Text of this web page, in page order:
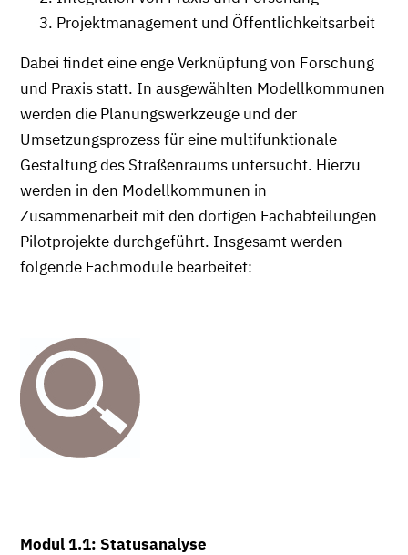
Projektmanagement und Öffentlichkeitsarbeit
Dabei findet eine enge Verknüpfung von Forschung
und Praxis statt. In ausgewählten Modellkommunen
werden die Planungswerkzeuge und der
Umsetzungsprozess für eine multifunktionale
Gestaltung des Straßenraums untersucht. Hierzu
werden in den Modellkommunen in
Zusammenarbeit mit den dortigen Fachabteilungen
Pilotprojekte durchgeführt. Insgesamt werden
folgende Fachmodule bearbeitet:
Modul 1.1: Statusanalyse